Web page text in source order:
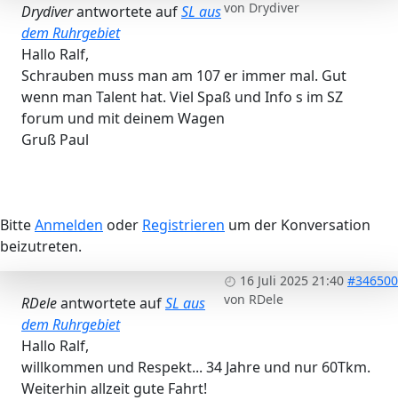
von Drydiver
Drydiverantwortete aufSL aus
dem Ruhrgebiet
Hallo Ralf,
Schrauben muss man am 107 er immer mal. Gut
wenn man Talent hat. Viel Spaß und Info s im SZ
forum und mit deinem Wagen
Gruß Paul
BitteAnmelden oder Registrieren um der Konversation
beizutreten.
16 Juli 2025 21:40 #346500
von RDele
RDeleantwortete aufSL aus
dem Ruhrgebiet
Hallo Ralf,
willkommen und Respekt... 34 Jahre und nur 60Tkm.
Weiterhin allzeit gute Fahrt!